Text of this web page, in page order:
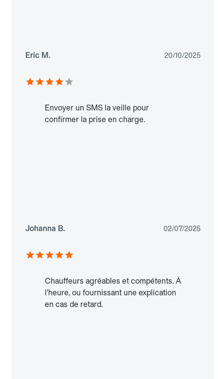
Eric M. 20/10/2025
Envoyer un SMS la veille pour
confirmer la prise en charge.
Johanna B. 02/07/2025
Chauffeurs agréables et compétents. À
l’heure, ou fournissant une explication
en cas de retard.